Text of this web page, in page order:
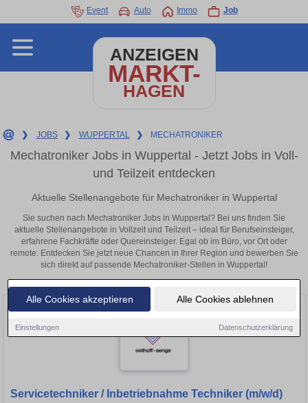
Alle Cookies akzeptieren Alle Cookies ablehnen
Einstellungen Datenschutzerklärung
Event Auto Immo Job
ANZEIGEN
MARKT-
HAGEN
❯ JOBS ❯ WUPPERTAL ❯ MECHATRONIKER
Mechatroniker Jobs in Wuppertal - Jetzt Jobs in Voll-
und Teilzeit entdecken
Aktuelle Stellenangebote für Mechatroniker in Wuppertal
Sie suchen nach Mechatroniker Jobs in Wuppertal? Bei uns finden Sie
aktuelle Stellenangebote in Vollzeit und Teilzeit – ideal für Berufseinsteiger,
erfahrene Fachkräfte oder Quereinsteiger. Egal ob im Büro, vor Ort oder
remote: Entdecken Sie jetzt neue Chancen in Ihrer Region und bewerben Sie
sich direkt auf passende Mechatroniker-Stellen in Wuppertal!
Servicetechniker / Inbetriebnahme Techniker (m/w/d)